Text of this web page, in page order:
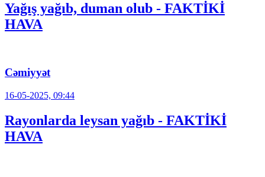
Yağış yağıb, duman olub - FAKTİKİ
HAVA
Cəmiyyət
16-05-2025, 09:44
Rayonlarda leysan yağıb - FAKTİKİ
HAVA